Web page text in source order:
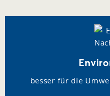
besser für die